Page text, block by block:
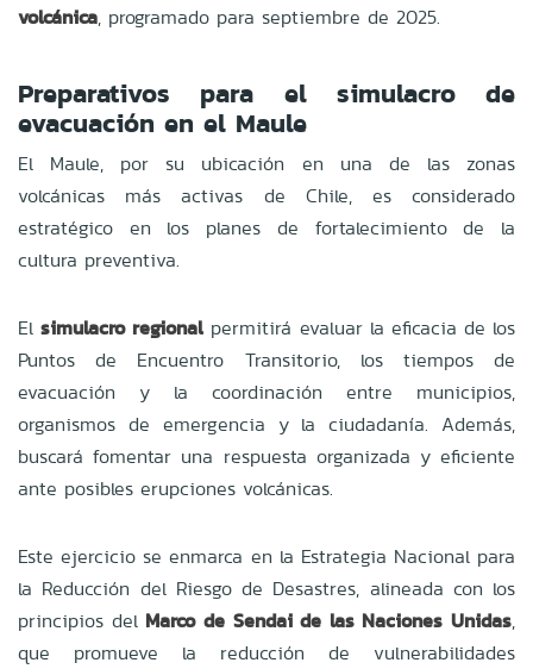
volcánica, programado para septiembre de 2025.
Preparativos para el simulacro de
evacuación en el Maule
El Maule, por su ubicación en una de las zonas
volcánicas más activas de Chile, es considerado
estratégico en los planes de fortalecimiento de la
cultura preventiva.
Elsimulacro regional permitirá evaluar la eficacia de los
Puntos de Encuentro Transitorio, los tiempos de
evacuación y la coordinación entre municipios,
organismos de emergencia y la ciudadanía. Además,
buscará fomentar una respuesta organizada y eficiente
ante posibles erupciones volcánicas.
Este ejercicio se enmarca en la Estrategia Nacional para
la Reducción del Riesgo de Desastres, alineada con los
principios del Marco de Sendai de las Naciones Unidas,
que promueve la reducción de vulnerabilidades